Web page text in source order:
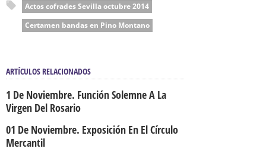
Actos cofrades Sevilla octubre 2014
Certamen bandas en Pino Montano
ARTÍCULOS RELACIONADOS
1 De Noviembre. Función Solemne A La
Virgen Del Rosario
01 De Noviembre. Exposición En El Círculo
Mercantil